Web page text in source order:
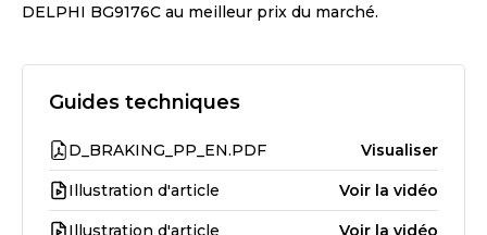
DELPHI BG9176C au meilleur prix du marché.
Guides techniques
D_BRAKING_PP_EN.PDF Visualiser
Illustration d'article Voir la vidéo
Illustration d'article Voir la vidéo